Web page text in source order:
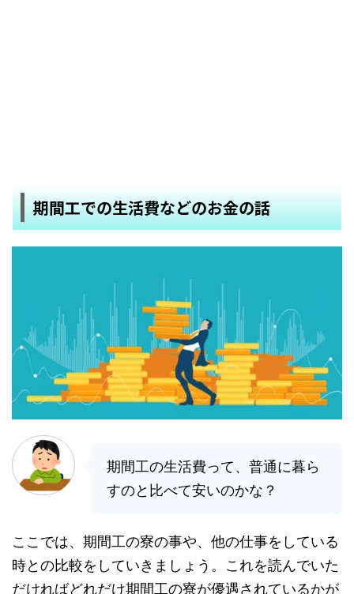
期間工での生活費などのお金の話
期間工の生活費って、普通に暮ら
すのと比べて安いのかな？
ここでは、期間工の寮の事や、他の仕事をしている
時との比較をしていきましょう。これを読んでいた
だければどれだけ期間工の寮が優遇されているかが